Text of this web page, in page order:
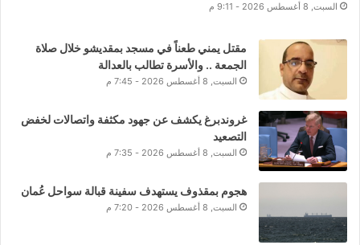
السبت, 8 أغسطس 2026 - 9:11 م
مقتل يمني طعناً في مسجد بمقديشو خلال صلاة
الجمعة .. والأسرة تطالب بالعدالة
السبت, 8 أغسطس 2026 - 7:45 م
غروندبرغ يكشف عن جهود مكثفة واتصالات لخفض
التصعيد
السبت, 8 أغسطس 2026 - 7:35 م
هجوم بمقذوف يستهدف سفينة قبالة سواحل عُمان
السبت, 8 أغسطس 2026 - 7:20 م